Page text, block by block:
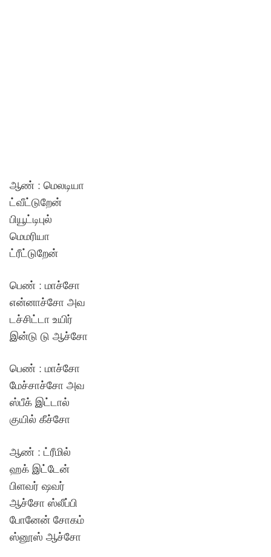
ஆண் : மெலடியா
ட்வீட்டுறேன்
பியூட்டிபுல்
மெமரியா
ட்ரீட்டுறேன்
பெண் : மாச்சோ
என்னாச்சோ அவ
டச்சிட்டா உயிர்
இன்டு டு ஆச்சோ
பெண் : மாச்சோ
மேச்சாச்சோ அவ
ஸ்பீக் இட்டால்
குயில் கீச்சோ
ஆண் : ட்ரீமில்
ஹக் இட்டேன்
பிளவர் ஷவர்
ஆச்சோ ஸ்லீப்பி
போனேன் சோகம்
ஸ்னூஸ் ஆச்சோ